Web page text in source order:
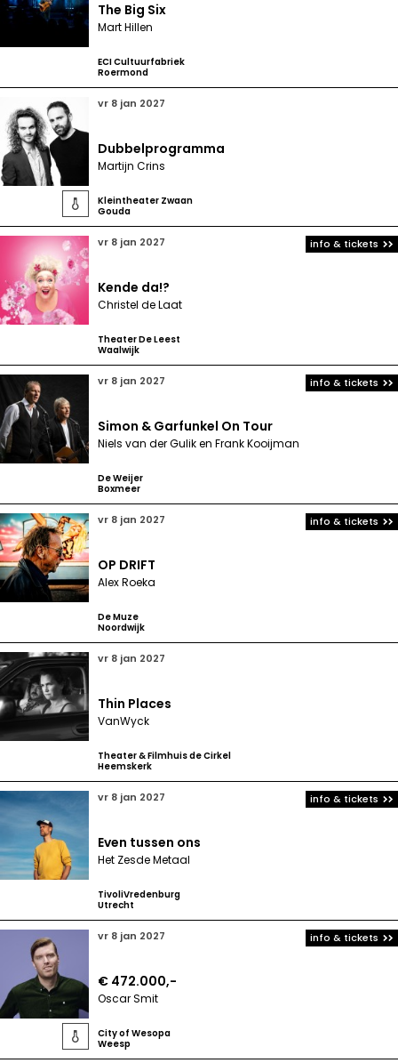
The Big Six
Mart Hillen
ECI Cultuurfabriek
Roermond

vr 8 jan 2027
Dubbelprogramma
Martijn Crins
Kleintheater Zwaan
Gouda
vr 8 jan 2027
Kende da!?
Christel de Laat
Theater De Leest
Waalwijk
info & tickets
vr 8 jan 2027
Simon & Garfunkel On Tour
Niels van der Gulik en Frank Kooijman
De Weijer
Boxmeer
info & tickets
vr 8 jan 2027
OP DRIFT
Alex Roeka
De Muze
Noordwijk
info & tickets
vr 8 jan 2027
Thin Places
VanWyck
Theater & Filmhuis de Cirkel
Heemskerk
vr 8 jan 2027
Even tussen ons
Het Zesde Metaal
TivoliVredenburg
Utrecht
info & tickets

vr 8 jan 2027
€ 472.000,-
Oscar Smit
City of Wesopa
Weesp
info & tickets